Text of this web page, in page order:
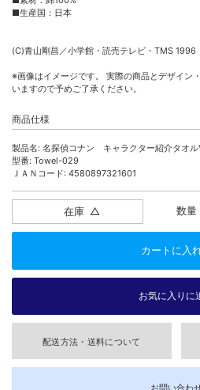
■生産国：日本
(C)青山剛昌／小学館・読売テレビ・TMS 1996
※画像はイメージです。 実際の商品とデザイン
いますので予めご了承ください。
商品仕様
製品名: 名探偵コナン キャラクター紹介タオ
型番: Towel-029
ＪＡＮコード: 4580897321601
在庫 △ 数量
配送方法・送料について